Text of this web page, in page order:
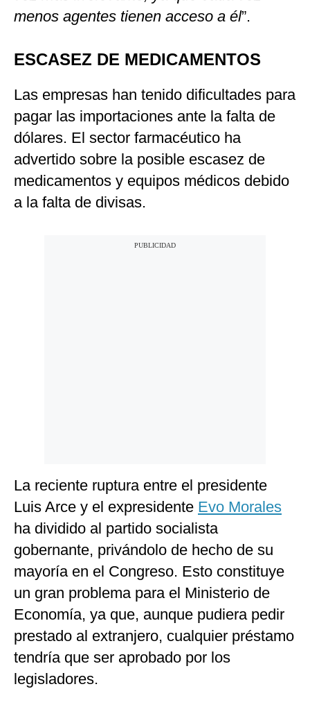
menos agentes tienen acceso a él”.
ESCASEZ DE MEDICAMENTOS
Las empresas han tenido dificultades para
pagar las importaciones ante la falta de
dólares. El sector farmacéutico ha
advertido sobre la posible escasez de
medicamentos y equipos médicos debido
a la falta de divisas.
La reciente ruptura entre el presidente
Luis Arce y el expresidente Evo Morales
ha dividido al partido socialista
gobernante, privándolo de hecho de su
mayoría en el Congreso. Esto constituye
un gran problema para el Ministerio de
Economía, ya que, aunque pudiera pedir
prestado al extranjero, cualquier préstamo
tendría que ser aprobado por los
legisladores.